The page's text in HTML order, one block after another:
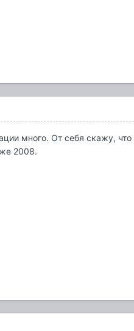
много. От себя скажу,
2008.